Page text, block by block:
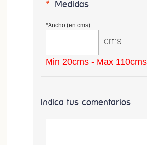
* Medidas
*Ancho (en cms)
cms
Min 20cms - Max 110cms
Indica tus comentarios